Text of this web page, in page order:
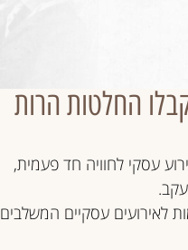
התקבלו החלטות הרות
עסקי לחוויה חד פעמית,
מציע אולמות לאירועים עסקיים המשלבים